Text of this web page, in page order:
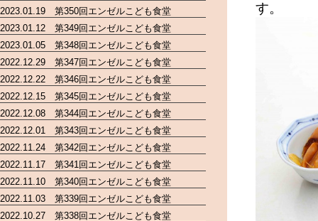
す。
2023.01.19 第350回エンゼルこども食堂
2023.01.12 第349回エンゼルこども食堂
2023.01.05 第348回エンゼルこども食堂
2022.12.29 第347回エンゼルこども食堂
2022.12.22 第346回エンゼルこども食堂
2022.12.15 第345回エンゼルこども食堂
2022.12.08 第344回エンゼルこども食堂
2022.12.01 第343回エンゼルこども食堂
2022.11.24 第342回エンゼルこども食堂
2022.11.17 第341回エンゼルこども食堂
2022.11.10 第340回エンゼルこども食堂
2022.11.03 第339回エンゼルこども食堂
2022.10.27 第338回エンゼルこども食堂